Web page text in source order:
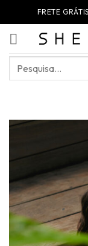
to
content
FRETE